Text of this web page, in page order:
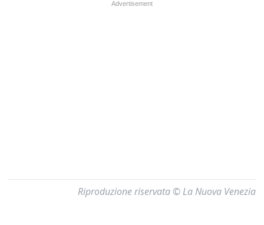
Riproduzione riservata © La Nuova Venezia